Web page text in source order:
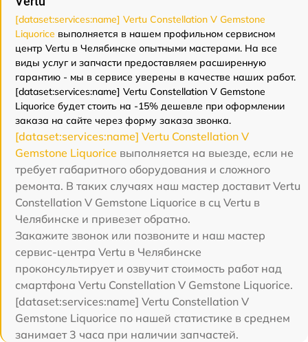
[dataset:services:name] Vertu Constellation V Gemstone
Liquorice выполняется в нашем профильном сервисном
центр Vertu в Челябинске опытными мастерами. На все
виды услуг и запчасти предоставляем расширенную
гарантию - мы в сервисе уверены в качестве наших работ.
[dataset:services:name] Vertu Constellation V Gemstone
Liquorice будет стоить на -15% дешевле при оформлении
заказа на сайте через форму заказа звонка.
[dataset:services:name] Vertu Constellation V
Gemstone Liquorice выполняется на выезде, если не
требует габаритного оборудования и сложного
ремонта. В таких случаях наш мастер доставит Vertu
Constellation V Gemstone Liquorice в сц Vertu в
Челябинске и привезет обратно.
Закажите звонок или позвоните и наш мастер
сервис-центра Vertu в Челябинске
проконсультирует и озвучит стоимость работ над
смартфона Vertu Constellation V Gemstone Liquorice.
[dataset:services:name] Vertu Constellation V
Gemstone Liquorice по нашей статистике в среднем
занимает 3 часа при наличии запчастей.